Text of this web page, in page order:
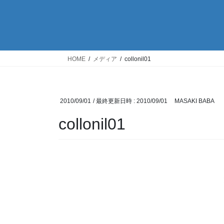
HOME メディア collonil01
2010/09/01 / 最終更新日時 : 2010/09/01 MASAKI BABA
collonil01